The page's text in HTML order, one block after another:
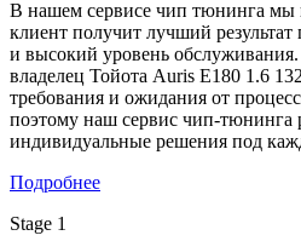
В нашем сервисе чип тюнинга мы
клиент получит лучший
и высокий уровень
владелец Тойота Auris E180 1.6
требования и ожидания от
поэтому наш сервис чип-тюнинга
индивидуальные решения под
Подробнее
Stage 1